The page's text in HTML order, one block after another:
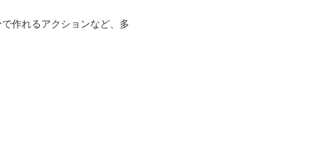
作れるアクションなど、多